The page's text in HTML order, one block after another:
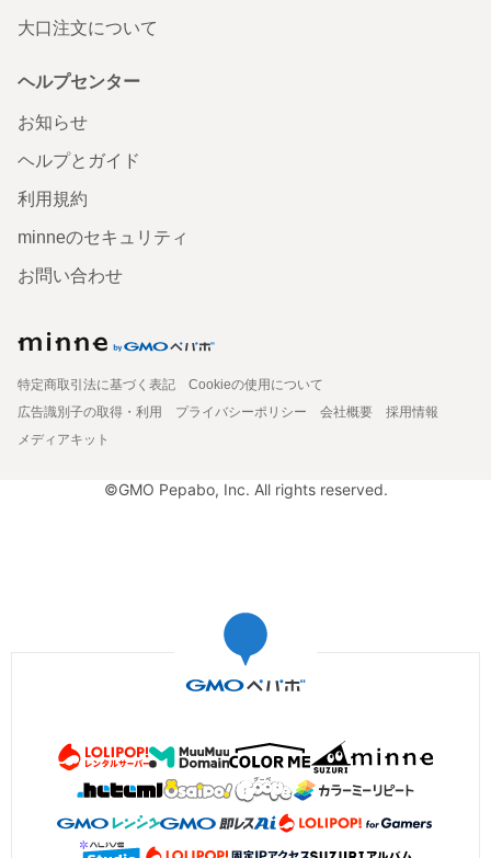
大口注文について
ヘルプセンター
お知らせ
ヘルプとガイド
利用規約
minneのセキュリティ
お問い合わせ
特定商取引法に基づく表記
Cookieの使用について
広告識別子の取得・利用
プライバシーポリシー 会社概要
採用情報
メディアキット
©GMO Pepabo, Inc. All rights reserved.